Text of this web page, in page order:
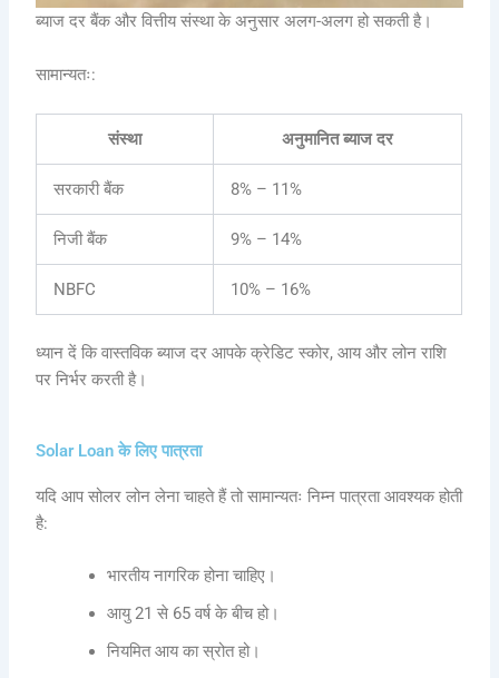
ब्याज दर बैंक और वित्तीय संस्था के अनुसार अलग-अलग हो सकती है।
सामान्यतः:
संस्था अनुमानित ब्याज दर
सरकारी बैंक 8% – 11%
निजी बैंक 9% – 14%
NBFC 10% – 16%
ध्यान दें कि वास्तविक ब्याज दर आपके क्रेडिट स्कोर, आय और लोन राशि
पर निर्भर करती है।
Solar Loan के लिए पात्रता
यदि आप सोलर लोन लेना चाहते हैं तो सामान्यतः निम्न पात्रता आवश्यक होती
है:
भारतीय नागरिक होना चाहिए।
आयु 21 से 65 वर्ष के बीच हो।
नियमित आय का स्रोत हो।